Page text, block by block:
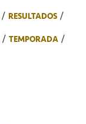
RESULTADOS
TEMPORADA